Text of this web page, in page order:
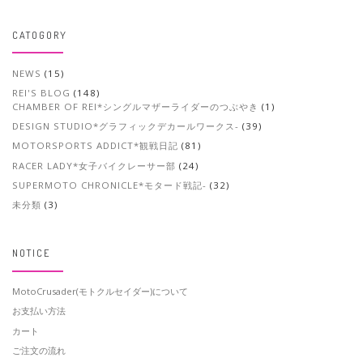
CATOGORY
NEWS (15)
REI'S BLOG (148)
CHAMBER OF REI*シングルマザーライダーのつぶやき (1)
DESIGN STUDIO*グラフィックデカールワークス- (39)
MOTORSPORTS ADDICT*観戦日記 (81)
RACER LADY*女子バイクレーサー部 (24)
SUPERMOTO CHRONICLE*モタード戦記- (32)
未分類 (3)
NOTICE
MotoCrusader(モトクルセイダー)について
お支払い方法
カート
ご注文の流れ